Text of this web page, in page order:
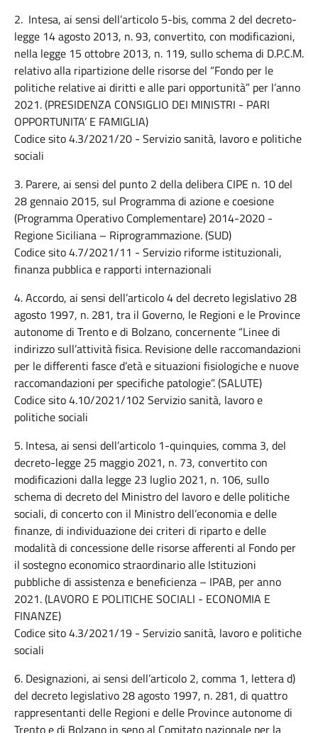
2. Intesa, ai sensi dell’articolo 5-bis, comma 2 del decreto-
legge 14 agosto 2013, n. 93, convertito, con modificazioni,
nella legge 15 ottobre 2013, n. 119, sullo schema di D.P.C.M.
relativo alla ripartizione delle risorse del “Fondo per le
politiche relative ai diritti e alle pari opportunità” per l’anno
2021. (PRESIDENZA CONSIGLIO DEI MINISTRI - PARI
OPPORTUNITA’ E FAMIGLIA)
Codice sito 4.3/2021/20 - Servizio sanità, lavoro e politiche
sociali
3. Parere, ai sensi del punto 2 della delibera CIPE n. 10 del
28 gennaio 2015, sul Programma di azione e coesione
(Programma Operativo Complementare) 2014-2020 -
Regione Siciliana – Riprogrammazione. (SUD)
Codice sito 4.7/2021/11 - Servizio riforme istituzionali,
finanza pubblica e rapporti internazionali
4. Accordo, ai sensi dell’articolo 4 del decreto legislativo 28
agosto 1997, n. 281, tra il Governo, le Regioni e le Province
autonome di Trento e di Bolzano, concernente “Linee di
indirizzo sull’attività fisica. Revisione delle raccomandazioni
per le differenti fasce d’età e situazioni fisiologiche e nuove
raccomandazioni per specifiche patologie”. (SALUTE)
Codice sito 4.10/2021/102 Servizio sanità, lavoro e
politiche sociali
5. Intesa, ai sensi dell’articolo 1-quinquies, comma 3, del
decreto-legge 25 maggio 2021, n. 73, convertito con
modificazioni dalla legge 23 luglio 2021, n. 106, sullo
schema di decreto del Ministro del lavoro e delle politiche
sociali, di concerto con il Ministro dell’economia e delle
finanze, di individuazione dei criteri di riparto e delle
modalità di concessione delle risorse afferenti al Fondo per
il sostegno economico straordinario alle Istituzioni
pubbliche di assistenza e beneficienza – IPAB, per anno
2021. (LAVORO E POLITICHE SOCIALI - ECONOMIA E
FINANZE)
Codice sito 4.3/2021/19 - Servizio sanità, lavoro e politiche
sociali
6. Designazioni, ai sensi dell’articolo 2, comma 1, lettera d)
del decreto legislativo 28 agosto 1997, n. 281, di quattro
rappresentanti delle Regioni e delle Province autonome di
Trento e di Bolzano in seno al Comitato nazionale per la